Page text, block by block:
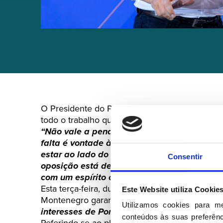
Consentir
Este Website utiliza Cookies
Utilizamos cookies para
conteúdos às suas
O Presidente do PSD acusa a oposição de
todo o trabalho que o Governo está a fazer
“Não vale a pena eles virem queixar-se da
falta é vontade à oposição de estar ao
estar ao lado do Governo. Já viram que a
oposição está de mau humor, que os
com um espírito crítico, negativo?”
Esta terça-feira, durante um jantar-comício da
Montenegro garantiu que o Governo respeita
interesses de Portugal e dos portugueses